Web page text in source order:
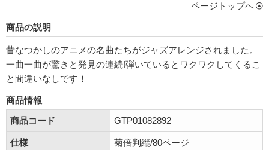
ページトップへ
商品の説明
昔なつかしのアニメの名曲たちがジャズアレンジされました。
一曲一曲が驚きと発見の連続!弾いているとワクワクしてくるこ
と間違いなしです！
商品情報
商品コード
GTP01082892
仕様 菊倍判縦/80ページ